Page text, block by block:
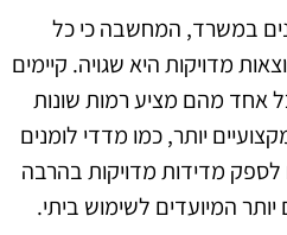
במשרד, המחשבה כי כל
מדויקות היא שגויה. קיימים
אחד מהם מציע רמות שונות
יותר, כמו מדדי לומנים
לספק מדידות מדויקות בהרבה
המיועדים לשימוש ביתי.